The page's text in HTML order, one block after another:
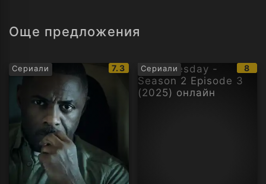
Още предложения
Сериали
IMDb
рейтинг:
7.3 Сериали 8